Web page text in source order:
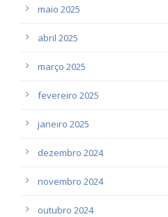
maio 2025
abril 2025
março 2025
fevereiro 2025
janeiro 2025
dezembro 2024
novembro 2024
outubro 2024